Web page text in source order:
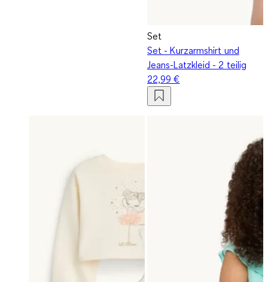
Set
Set - Kurzarmshirt und
Jeans-Latzkleid - 2 teilig
22,99 €